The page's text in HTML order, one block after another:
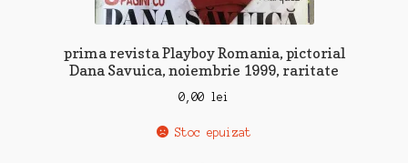
prima revista Playboy Romania, pictorial
Dana Savuica, noiembrie 1999, raritate
0,00 lei
Stoc epuizat